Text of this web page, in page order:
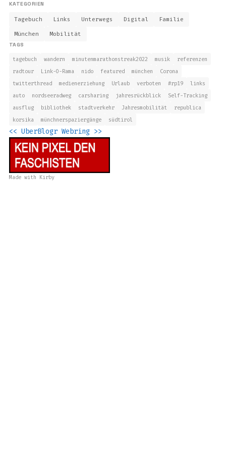
KATEGORIEN
Tagebuch Links Unterwegs Digital Familie
München
Mobilität
TAGS
tagebuch wandern minutenmarathonstreak2022 musik
referenzen
radtour
Link-O-Rama nido featured münchen
Corona
twitterthread
medienerziehung Urlaub verboten #rp19
links
auto
nordseeradweg carsharing jahresrückblick
Self-Tracking
ausflug
bibliothek stadtverkehr Jahresmobilität
republica
korsika
münchnerspaziergänge südtirol
<< UberBlogr Webring >>
Made with Kirby